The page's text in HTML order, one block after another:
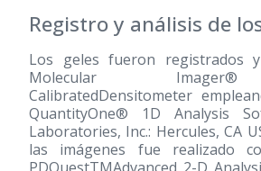
Registro y análisis de
Los geles fueron registrados
Molecular
CalibratedDensitometer
QuantityOne® 1D Analysis
Laboratories, Inc.: Hercules, CA
las imágenes fue realizado